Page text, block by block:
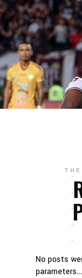
No posts
parameters...